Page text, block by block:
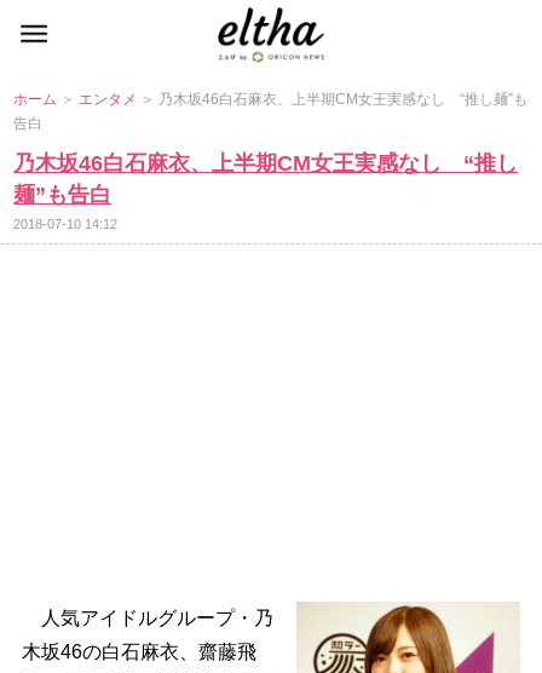
ホーム ＞ エンタメ ＞ 乃木坂46白石麻衣、上半期CM女王実感なし “推し麺”も
告白
乃木坂46白石麻衣、上半期CM女王実感なし “推し
麺”も告白
2018-07-10 14:12
人気アイドルグループ・乃
木坂46の白石麻衣、齋藤飛